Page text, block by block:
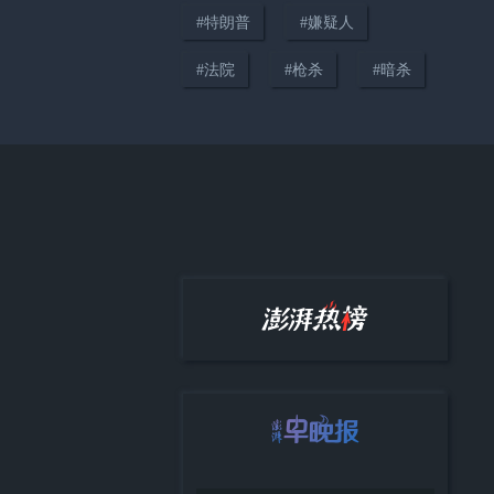
子，伊朗撑不了多久
弹药充足为何还要追加库存？特
#特朗普 #嫌疑人
#法院 #枪杀 #暗杀